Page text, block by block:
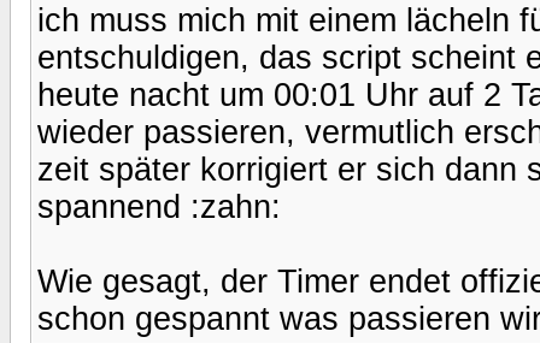
ich muss mich mit einem lächeln
entschuldigen, das script scheint
heute nacht um 00:01 Uhr auf 2
wieder passieren, vermutlich
zeit später korrigiert er sich dann
spannend :zahn:
Wie gesagt, der Timer endet
schon gespannt was passieren